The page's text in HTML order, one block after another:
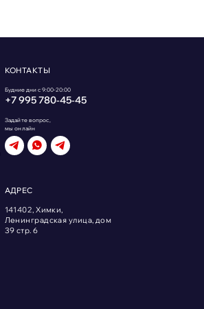
КОНТАКТЫ
Будние дни с 9:00-20:00
+7 995 780‑45‑45
Задайте вопрос,
мы онлайн
АДРЕС
141402, Химки,
Ленинградская улица, дом
39 стр. 6